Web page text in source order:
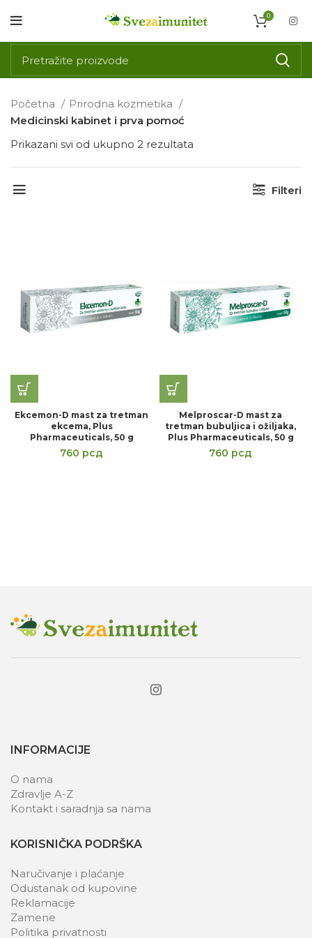
0
Početna
Prirodna kozmetika
Medicinski kabinet i prva pomoć
Prikazani svi od ukupno 2 rezultata
Filteri
Ekcemon-D mast za tretman
ekcema, Plus
Pharmaceuticals, 50 g
760 рсд
Melproscar-D mast za
tretman bubuljica i ožiljaka,
Plus Pharmaceuticals, 50 g
760 рсд
INFORMACIJE
O nama
Zdravlje A-Z
Kontakt i saradnja sa nama
KORISNIČKA PODRŠKA
Naručivanje i plaćanje
Odustanak od kupovine
Reklamacije
Zamene
Politika privatnosti